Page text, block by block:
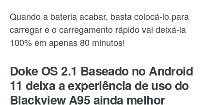
Quando a bateria acabar, basta colocá-lo para
carregar e o carregamento rápido vai deixá-la
100% em apenas 80 minutos!
Doke OS 2.1 Baseado no Android
11 deixa a experiência de uso do
Blackview A95 ainda melhor